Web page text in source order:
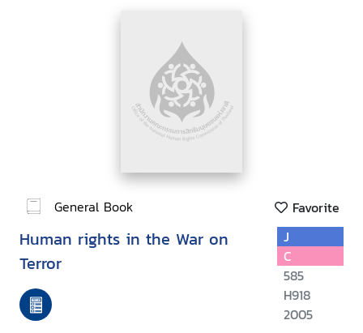
General Book Favorite
Human rights in the War on
Terror
J
C
585
H918
2005